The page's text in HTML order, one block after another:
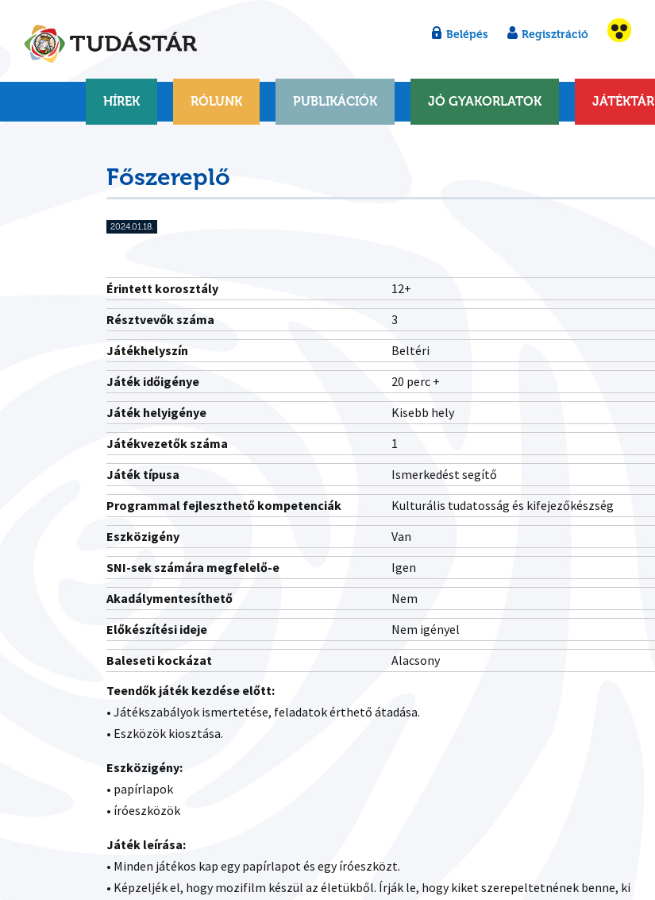
content
Belépés Regisztráció
HÍREK RÓLUNK PUBLIKÁCIÓK JÓ GYAKORLATOK JÁTÉKTÁR
Főszereplő
2024.01.18.
Érintett korosztály
12+
Résztvevők száma
3
Játékhelyszín
Beltéri
Játék időigénye
20 perc +
Játék helyigénye
Kisebb hely
Játékvezetők száma
1
Játék típusa
Ismerkedést segítő
Programmal fejleszthető kompetenciák
Kulturális tudatosság és kifejezőkészség
Eszközigény
Van
SNI-sek számára megfelelő-e
Igen
Akadálymentesíthető
Nem
Előkészítési ideje
Nem igényel
Baleseti kockázat
Alacsony
Teendők játék kezdése előtt:
• Játékszabályok ismertetése, feladatok érthető átadása.
• Eszközök kiosztása.
Eszközigény:
• papírlapok
• íróeszközök
Játék leírása:
• Minden játékos kap egy papírlapot és egy íróeszközt.
• Képzeljék el, hogy mozifilm készül az életükből. Írják le, hogy kiket szerepeltetnének benne, ki